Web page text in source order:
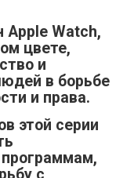
Apple Watch,
цвете,
и
в борьбе
и права.
этой серии